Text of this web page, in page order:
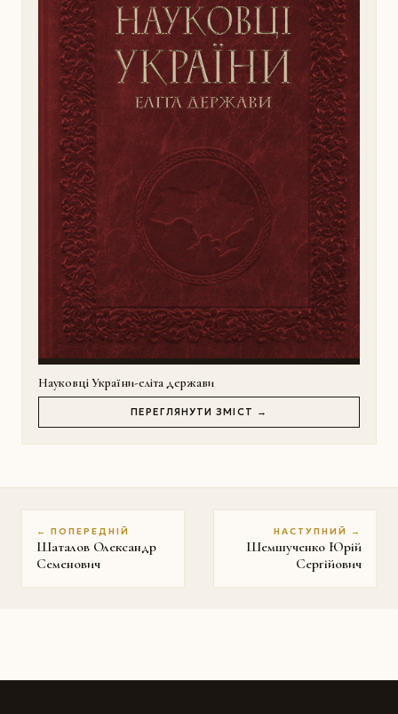
Науковці України-еліта держави
ПЕРЕГЛЯНУТИ ЗМІСТ →
← ПОПЕРЕДНІЙ
Шаталов Олександр
Семенович
НАСТУПНИЙ →
Шемшученко Юрій
Сергійович